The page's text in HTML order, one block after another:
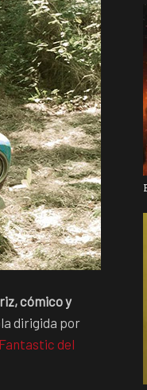
cómico y
dirigida por
del